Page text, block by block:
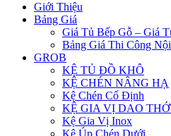
Giới Thiệu
Bảng Giá
Giá Tủ Bếp Gỗ – Giá
Bảng Giá Thi Công
GROB
KỆ TỦ ĐỒ KHÔ
KỆ CHÉN NÂNG HẠ
Kệ Chén Cố Định
KỆ GIA VỊ DAO
Kệ Gia Vị Inox